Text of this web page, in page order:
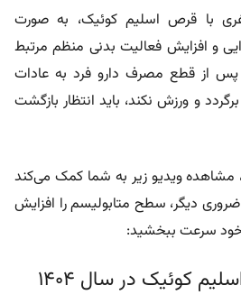
با قرص اسلیم کوئیک، به صورت
و افزایش فعالیت بدنی منظم مرتبط
پس از قطع مصرف دارو فرد به عادات
و ورزش نکند، باید انتظار بازگشت
مشاهده ویدیو زیر به شما کمک می‌کند
و ضروری دیگر، سطح متابولیسم را افزایش
خود سرعت ببخشید:
کوئیک در سال 1404